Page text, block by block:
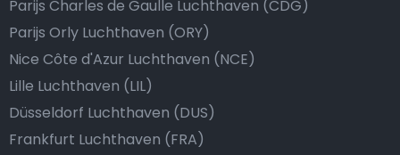
Parijs Charles de Gaulle Luchthaven (CDG)
Parijs Orly Luchthaven (ORY)
Nice Côte d'Azur Luchthaven (NCE)
Lille Luchthaven (LIL)
Düsseldorf Luchthaven (DUS)
Frankfurt Luchthaven (FRA)